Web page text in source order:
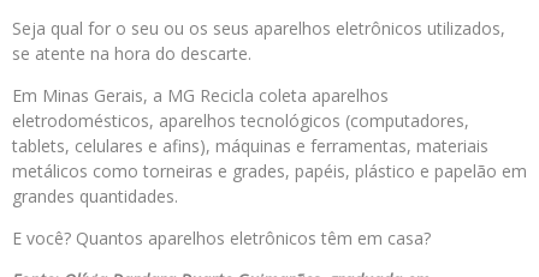
Seja qual for o seu ou os seus aparelhos eletrônicos utilizados,
se atente na hora do descarte.
Em Minas Gerais, a MG Recicla coleta aparelhos
eletrodomésticos, aparelhos tecnológicos (computadores,
tablets, celulares e afins), máquinas e ferramentas, materiais
metálicos como torneiras e grades, papéis, plástico e papelão em
grandes quantidades.
E você? Quantos aparelhos eletrônicos têm em casa?